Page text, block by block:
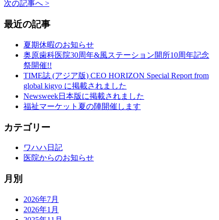
次の記事へ >
最近の記事
夏期休暇のお知らせ
奥原歯科医院30周年&風ステーション開所10周年記念
祭開催!!
TIME誌 (アジア版) CEO HORIZON Special Report from
global kigyo に掲載されました
Newsweek日本版に掲載されました
福祉マーケット夏の陣開催します
カテゴリー
ワハハ日記
医院からのお知らせ
月別
2026年7月
2026年1月